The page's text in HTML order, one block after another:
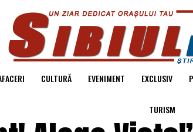
CULTURĂ EVENIMENT EXCLUSIV
TURISM